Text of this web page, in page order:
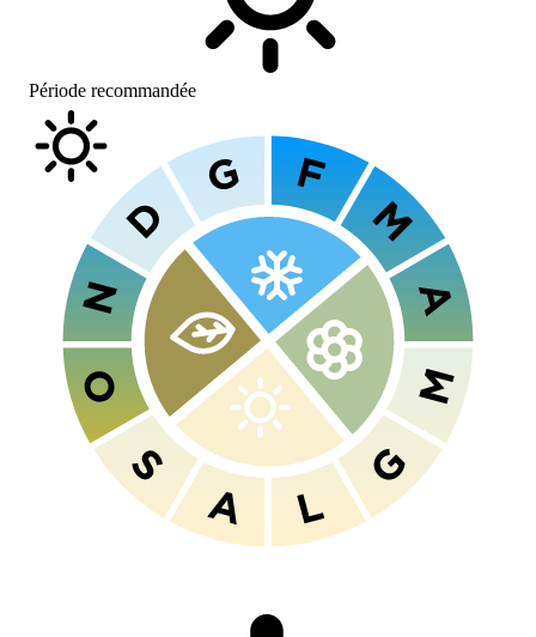
Période recommandée